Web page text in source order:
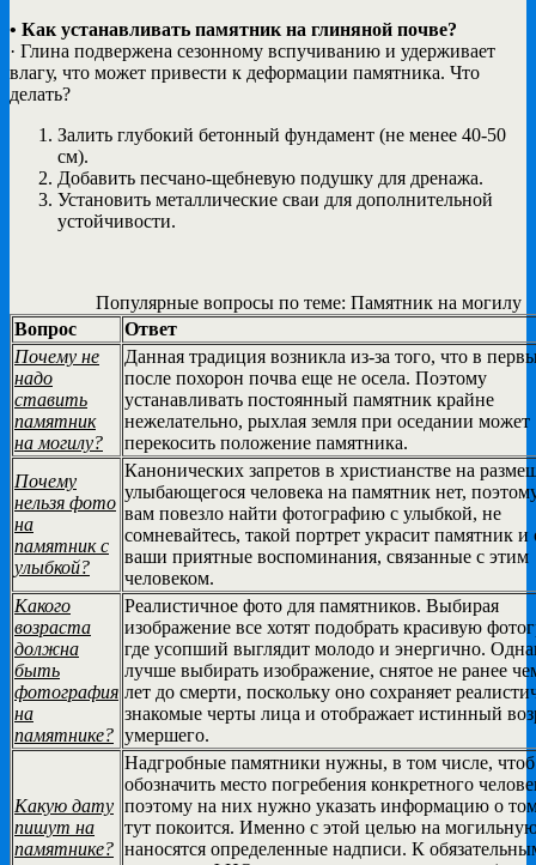
• Как устанавливать памятник на глиняной почве?
· Глина подвержена сезонному вспучиванию и удерживает
влагу, что может привести к деформации памятника. Что
делать?
Залить глубокий бетонный фундамент (не менее 40-50
см).
Добавить песчано-щебневую подушку для дренажа.
Установить металлические сваи для дополнительной
устойчивости.
Популярные вопросы по теме: Памятник на могилу
Вопрос
Ответ
Почему не
надо
ставить
памятник
на могилу?
Данная традиция возникла из-за того, что в
после похорон почва еще не осела. Поэтому
устанавливать постоянный памятник крайне
нежелательно, рыхлая земля при оседании может
перекосить положение памятника.
Почему
нельзя фото
на
памятник с
улыбкой?
Канонических запретов в христианстве на
улыбающегося человека на памятник нет,
вам повезло найти фотографию с улыбкой, не
сомневайтесь, такой портрет украсит памятник
ваши приятные воспоминания, связанные с этим
человеком.
Какого
возраста
должна
быть
фотография
на
памятнике?
Реалистичное фото для памятников. Выбирая
изображение все хотят подобрать красивую
где усопший выглядит молодо и энергично.
лучше выбирать изображение, снятое не ранее
лет до смерти, поскольку оно сохраняет
знакомые черты лица и отображает истинный
умершего.
Какую дату
пишут на
памятнике?
Надгробные памятники нужны, в том числе, чтоб
обозначить место погребения конкретного
поэтому на них нужно указать информацию о
тут покоится. Именно с этой целью на
наносятся определенные надписи. К